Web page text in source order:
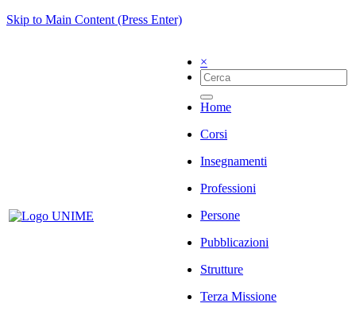
Skip to Main Content (Press Enter)
×
Home
Corsi
Insegnamenti
Professioni
Persone
Pubblicazioni
Strutture
Terza Missione